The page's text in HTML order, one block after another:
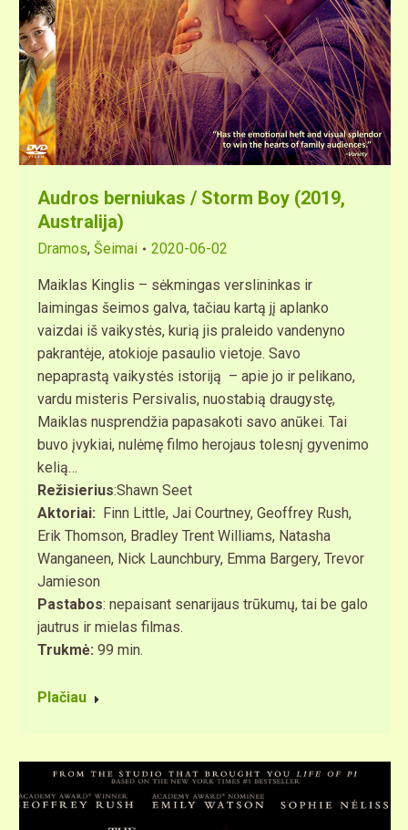
Audros berniukas / Storm Boy (2019,
Аustralija)
Dramos, Šeimai 2020-06-02
Maiklas Kinglis – sėkmingas verslininkas ir
laimingas šeimos galva, tačiau kartą jį aplanko
vaizdai iš vaikystės, kurią jis praleido vandenyno
pakrantėje, atokioje pasaulio vietoje. Savo
nepaprastą vaikystės istoriją – apie jo ir pelikano,
vardu misteris Persivalis, nuostabią draugystę,
Maiklas nusprendžia papasakoti savo anūkei. Tai
buvo įvykiai, nulėmę filmo herojaus tolesnį gyvenimo
kelią…
Režisierius:Shawn Seet
Aktoriai: Finn Little, Jai Courtney, Geoffrey Rush,
Erik Thomson, Bradley Trent Williams, Natasha
Wanganeen, Nick Launchbury, Emma Bargery, Trevor
Jamieson
Pastabos: nepaisant senarijaus trūkumų, tai be galo
jautrus ir mielas filmas.
Trukmė: 99 min.
Plačiau